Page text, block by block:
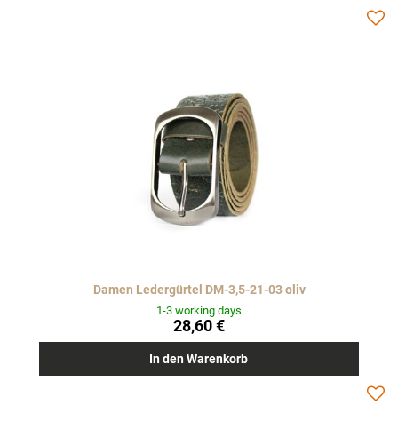
Damen Ledergürtel DM-3,5-21-03 oliv
1-3 working days
28,60 €
In den Warenkorb